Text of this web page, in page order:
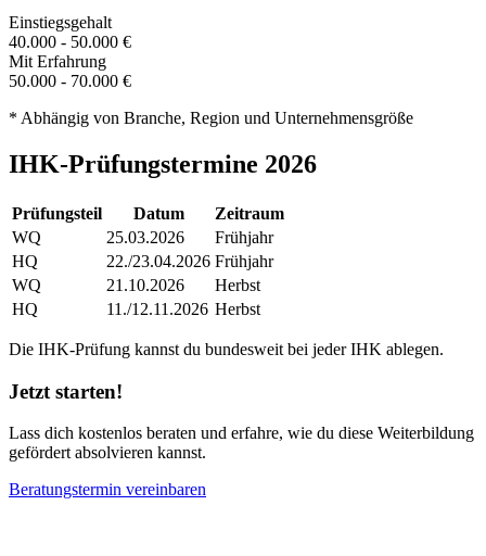
Einstiegsgehalt
40.000 - 50.000 €
Mit Erfahrung
50.000 - 70.000 €
* Abhängig von Branche, Region und Unternehmensgröße
IHK-Prüfungstermine 2026
Prüfungsteil Datum
Zeitraum
WQ
25.03.2026
Frühjahr
HQ
22./23.04.2026 Frühjahr
WQ
21.10.2026
Herbst
HQ
11./12.11.2026 Herbst
Die IHK-Prüfung kannst du bundesweit bei jeder IHK ablegen.
Jetzt starten!
Lass dich kostenlos beraten und erfahre, wie du diese Weiterbildung
gefördert absolvieren kannst.
Beratungstermin vereinbaren